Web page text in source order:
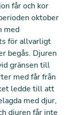
får och kor
oktober
med
för allvarligt
begås. Djuren
gränsen till
med får från
ledde till att
med djur,
djuren får inte